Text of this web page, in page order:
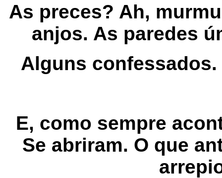
As preces? Ah,
anjos. As paredes
Alguns
E, como sempre
Se abriram. O que